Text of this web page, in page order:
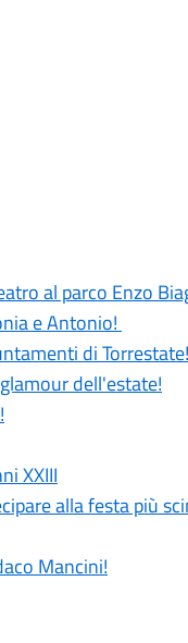
al parco Enzo
e Antonio!
di Torrestate!
dell'estate!
XXIII
alla festa più
Mancini!